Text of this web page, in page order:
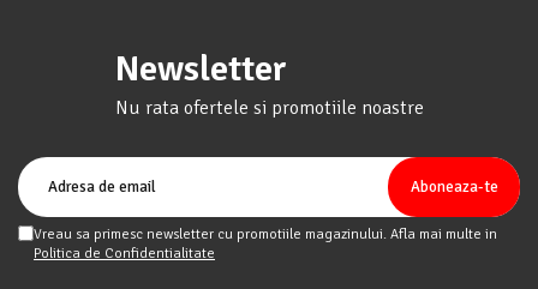
Newsletter
Nu rata ofertele si promotiile noastre
Vreau sa primesc newsletter cu promotiile magazinului. Afla mai multe in
Politica de Confidentialitate